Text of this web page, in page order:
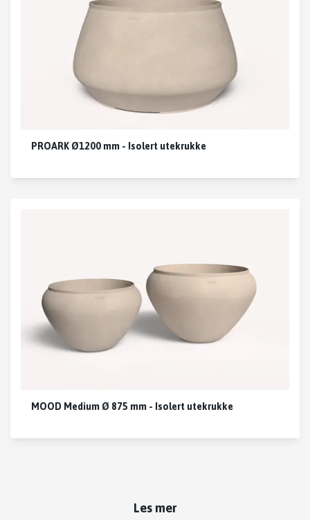
PROARK Ø1200 mm - Isolert utekrukke
MOOD Medium Ø 875 mm - Isolert utekrukke
Les mer